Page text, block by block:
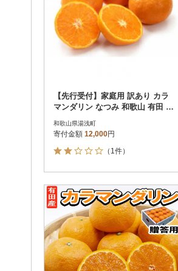
【先行受付】家庭用 訳あり カラ
マンダリン なつみ 和歌山 有田 2
和歌山県湯浅町
寄付金額 12,000円
（1件）